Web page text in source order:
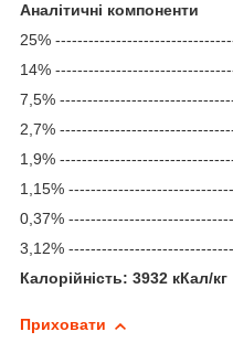
Аналітичні компоненти
25%
14%
7,5%
2,7% --------------------------------
1,9%
1,15%
0,37%
3,12%
Калорійність: 3932 кКал/кг
Приховати